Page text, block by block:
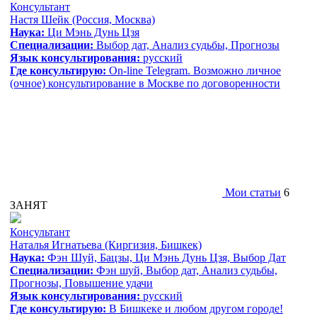
Консультант
Настя Шейк (Россия, Москва)
Наука: Ци Мэнь Дунь Цзя
Специализации: Выбор дат, Анализ судьбы, Прогнозы
Язык консультирования: русский
Где консультирую: On-line Telegram. Возможно личное
(очное) консультирование в Москве по договоренности
Мои статьи 6
ЗАНЯТ
Консультант
Наталья Игнатьева (Киргизия, Бишкек)
Наука: Фэн Шуй, Бацзы, Ци Мэнь Дунь Цзя, Выбор Дат
Специализации: Фэн шуй, Выбор дат, Анализ судьбы,
Прогнозы, Повышение удачи
Язык консультирования: русский
Где консультирую: В Бишкеке и любом другом городе!